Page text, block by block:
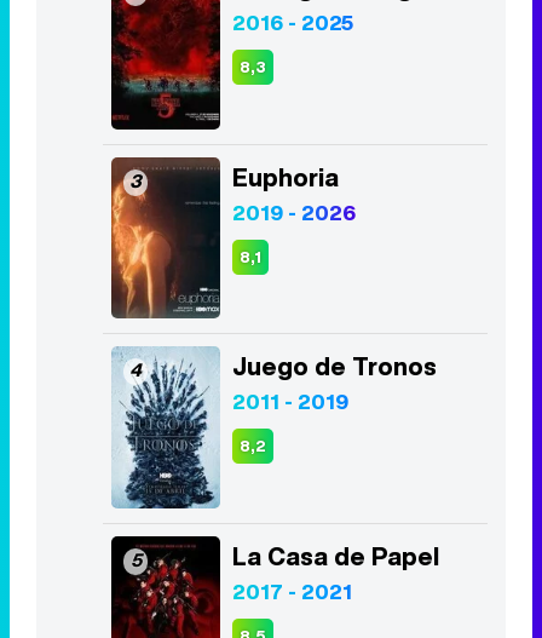
3 Euphoria
2019 - 2026
8,1
4 Juego de Tronos
2011 - 2019
8,2
5 La Casa de Papel
2017 - 2021
8,5
6 Lucifer
2016 - 2021